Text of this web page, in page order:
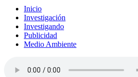
Inicio
Investigación
Investigando
Publicidad
Medio Ambiente